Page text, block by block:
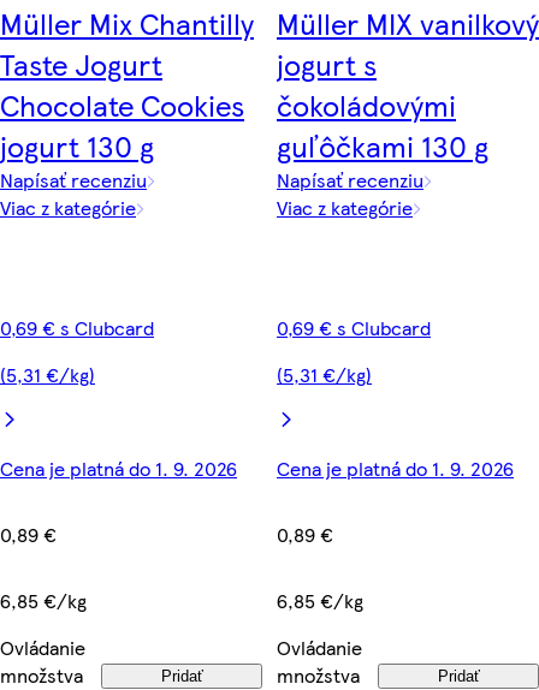
Müller Mix Chantilly
Taste Jogurt
Chocolate Cookies
jogurt 130 g
Napísať recenziu
Viac z kategórie
0,69 € s Clubcard
(5,31 €/kg)
Cena je platná do 1. 9. 2026
0,89 €
6,85 €/kg
Ovládanie
množstva
Pridať
Müller MIX vanilkový
jogurt s
čokoládovými
guľôčkami 130 g
Napísať recenziu
Viac z kategórie
0,69 € s Clubcard
(5,31 €/kg)
Cena je platná do 1. 9. 2026
0,89 €
6,85 €/kg
Ovládanie
množstva
Pridať